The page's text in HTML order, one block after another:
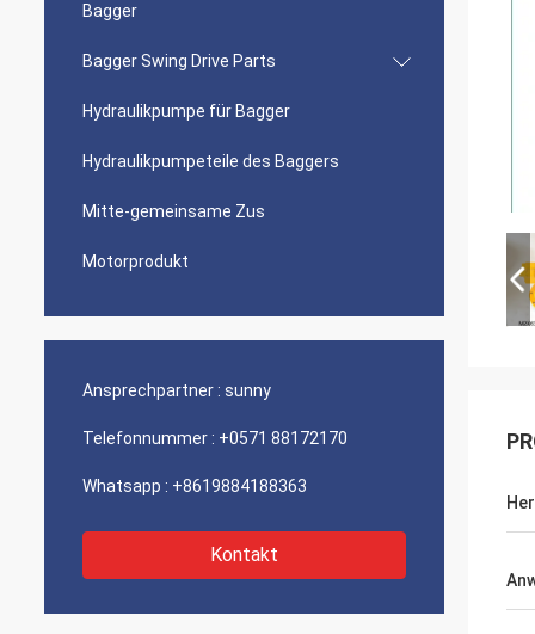
Bagger
Bagger Swing Drive Parts
Hydraulikpumpe für Bagger
Hydraulikpumpeteile des Baggers
Mitte-gemeinsame Zus
Motorprodukt
Ansprechpartner : sunny
Telefonnummer : +0571 88172170
Whatsapp : +8619884188363
Kontakt